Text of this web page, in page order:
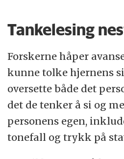
Tankelesing
Forskerne håper
kunne tolke hjernens
oversette både det
det de tenker å si og
personens egen,
tonefall og trykk på